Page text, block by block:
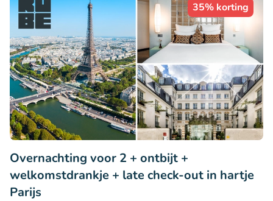
35% korting
Overnachting voor 2 + ontbijt +
welkomstdrankje + late check-out in hartje
Parijs